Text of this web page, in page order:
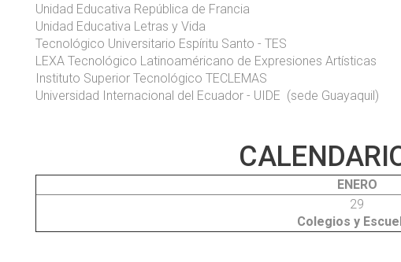
Unidad Educativa República de Francia
Unidad Educativa Letras y Vida
Tecnológico Universitario Espíritu Santo - TES
LEXA Tecnológico Latinoaméricano de Expresiones Artísticas
Instituto Superior Tecnológico TECLEMAS
Universidad Internacional del Ecuador - UIDE (sede Guayaquil)
ENERO
29
Colegios y